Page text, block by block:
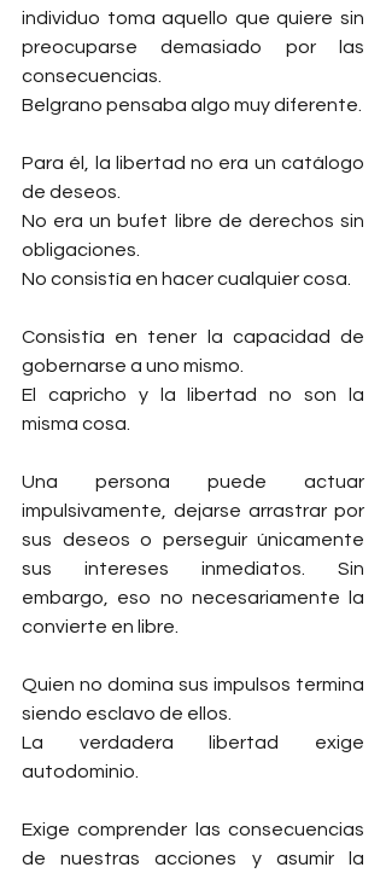
individuo toma aquello que quiere sin
preocuparse demasiado por las
consecuencias.
Belgrano pensaba algo muy diferente.
Para él, la libertad no era un catálogo
de deseos.
No era un bufet libre de derechos sin
obligaciones.
No consistía en hacer cualquier cosa.
Consistía en tener la capacidad de
gobernarse a uno mismo.
El capricho y la libertad no son la
misma cosa.
Una persona puede actuar
impulsivamente, dejarse arrastrar por
sus deseos o perseguir únicamente
sus intereses inmediatos. Sin
embargo, eso no necesariamente la
convierte en libre.
Quien no domina sus impulsos termina
siendo esclavo de ellos.
La verdadera libertad exige
autodominio.
Exige comprender las consecuencias
de nuestras acciones y asumir la